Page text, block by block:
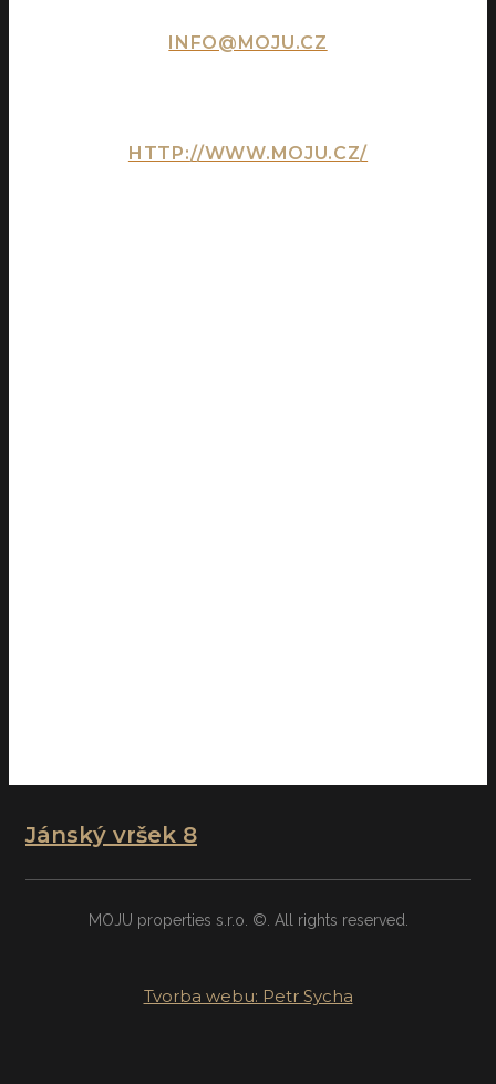
INFO@MOJU.CZ
HTTP://WWW.MOJU.CZ/
Jánský vršek 8
MOJU properties s.r.o. ©. All rights reserved.
Tvorba webu: Petr Sycha